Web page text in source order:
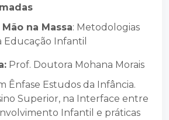
Mão na Massa: Metodologias
Educação Infantil
Prof. Doutora Mohana Morais
Estudos da Infância.
Superior, na Interface entre
Infantil e práticas